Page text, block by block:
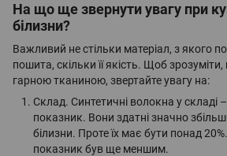
На що ще звернути увагу при
білизни?
Важливий не стільки матеріал, з якого
пошита, скільки її якість. Щоб
гарною тканиною, звертайте увагу на:
Склад. Синтетичні волокна у складі
показник. Вони здатні значно
білизни. Проте їх має бути понад
показник був ще меншим.